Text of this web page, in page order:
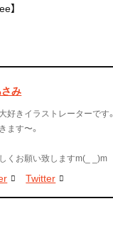
】
み
好きイラストレーターです
ます〜。
くお願い致しますm(_ _)m
Twitter